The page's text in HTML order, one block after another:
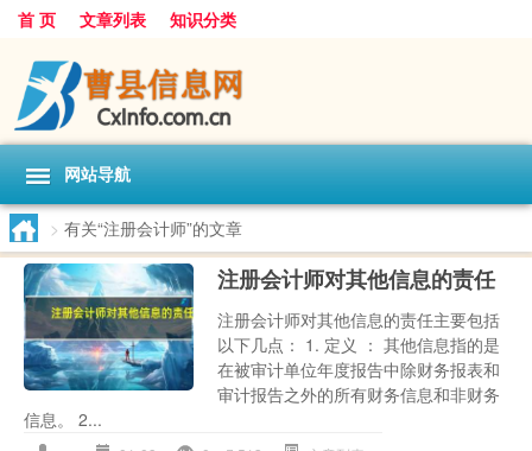
首 页 文章列表 知识分类
网站导航
> 有关“注册会计师”的文章
注册会计师对其他信息的责任
注册会计师对其他信息的责任主要包括
以下几点： 1. 定义 ： 其他信息指的是
在被审计单位年度报告中除财务报表和
审计报告之外的所有财务信息和非财务
信息。 2...